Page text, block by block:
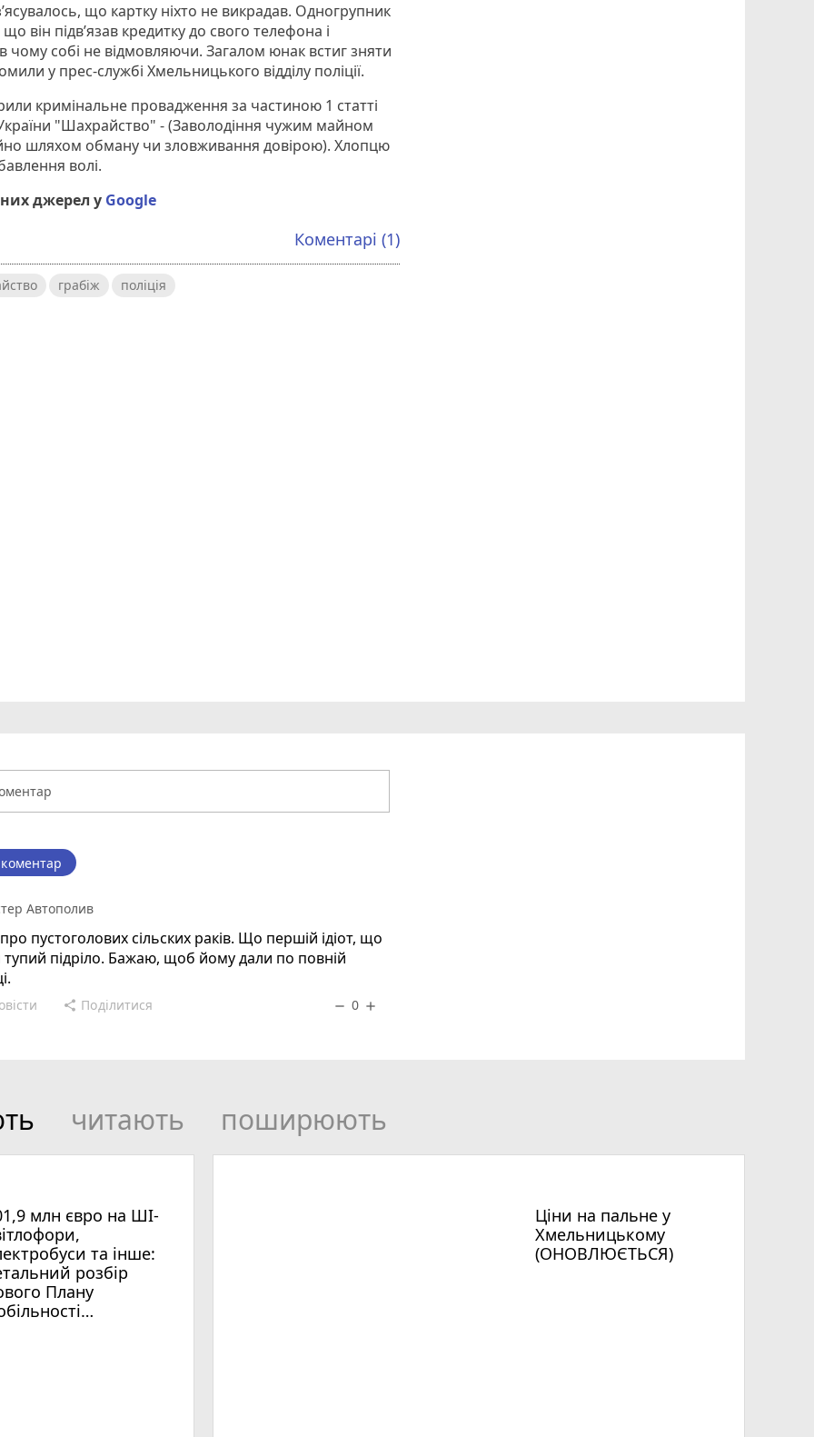
що картку ніхто не викрадав. Одногрупник
він підв’язав кредитку до свого телефона і
чому собі не відмовляючи. Загалом юнак встиг зняти
у прес-службі Хмельницького відділу поліції.
кримінальне провадження за частиною 1 статті
"Шахрайство" - (Заволодіння чужим майном
шляхом обману чи зловживання довірою). Хлопцю
волі.
джерел у Google
Коментарі (1)
грабіж поліція
Автополив
про пустоголових сільских раків. Що першій ідіот, що
тупий підріло. Бажаю, щоб йому дали по повній
share Поділитися remove 0 add
читають поширюють
млн євро на ШІ-
та інше:
розбір
Плану
Ціни на пальне у
Хмельницькому
(ОНОВЛЮЄТЬСЯ)